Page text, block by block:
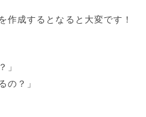
作成するとなると大変です！
」
の？」